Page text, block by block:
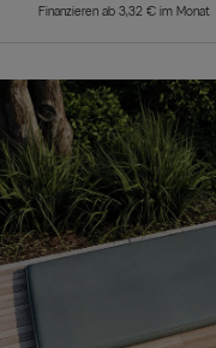
Finanzieren ab 3,32 € im Monat